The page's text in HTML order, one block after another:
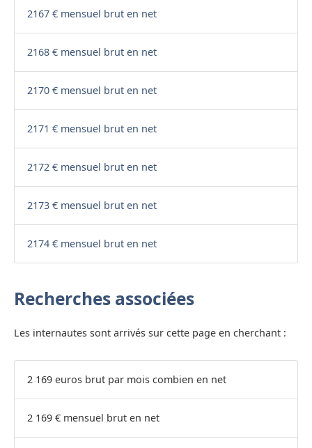
2167 € mensuel brut en net
2168 € mensuel brut en net
2170 € mensuel brut en net
2171 € mensuel brut en net
2172 € mensuel brut en net
2173 € mensuel brut en net
2174 € mensuel brut en net
Recherches associées
Les internautes sont arrivés sur cette page en cherchant :
2 169 euros brut par mois combien en net
2 169 € mensuel brut en net